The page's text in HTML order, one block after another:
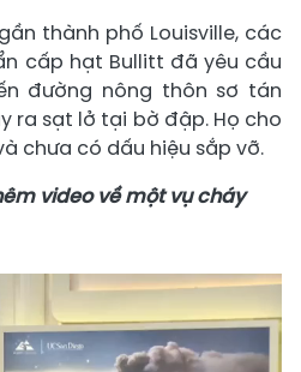
thành phố Louisville, các
cấp hạt Bullitt đã yêu cầu
đường nông thôn sơ tán
ra sạt lở tại bờ đập. Họ cho
chưa có dấu hiệu sắp vỡ.
video về một vụ cháy